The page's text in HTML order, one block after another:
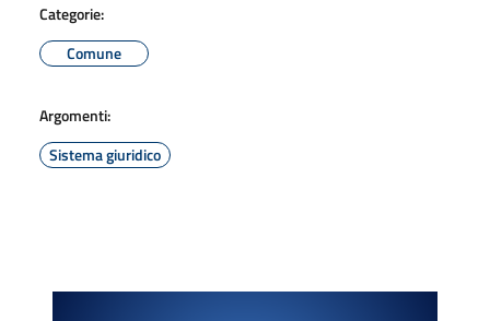
Categorie:
Comune
Argomenti:
Sistema giuridico